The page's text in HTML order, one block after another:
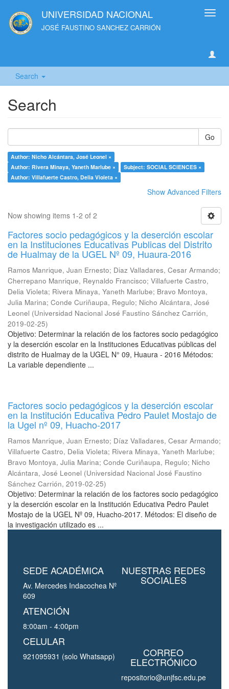
UNIVERSIDAD NACIONAL
JOSÉ FAUSTINO SANCHEZ CARRIÓN
Search
Search
Go
Author: Nicho Alcántara, José Leonel ×
Author: Rivera Minaya, Yaneth Marlube ×
Subject: SOCIAL SCIENCES ×
Author: Villafuerte Castro, Delia Violeta ×
Show Advanced Filters
Now showing items 1-2 of 2
Factores socio pedagógicos y la deserción escolar
en la Instituciones Educativas Publicas del Distrito
de Hualmay de la UGEL Nº 09, Huaura-2016
Ramos Manrique, Juan Ernesto; Diaz Valladares, Cesar Armando;
Cherrepano Manrique, Reynaldo Francisco; Villafuerte Castro,
Delia Violeta; Rivera Minaya, Yaneth Marlube; Bravo Montoya,
Julia Marina; Conde Curiñaupa, Regulo; Nicho Alcántara, José
Leonel (Universidad Nacional José Faustino Sánchez Carrión,
2019-02-25)
Objetivo: Determinar la relación de los factores socio pedagógico
y la deserción escolar en la Instituciones Educativas públicas del
distrito de Hualmay de la UGEL N° 09, Huaura - 2016 Métodos:
La variable dependiente ...
Factores socio pedagógicos y la deserción escolar
en la Institución Educativa Pedro Paulet Mostajo de
la Ugel nº 09, Huacho-2017
Ramos Manrique, Juan Ernesto; Díaz Valladares, Cesar Armando;
Villafuerte Castro, Delia Violeta; Rivera Minaya, Yaneth Marlube;
Bravo Montoya, Julia Marina; Conde Curiñaupa, Regulo; Nicho
Alcántara, José Leonel (Universidad Nacional José Faustino
Sánchez Carrión, 2019-02-25)
Objetivo: Determinar la relación de los factores socio pedagógico
y la deserción escolar en la Institución Educativa Pedro Paulet
Mostajo de la UGEL Nº 09, Huacho-2017. Métodos: El diseño de
la investigación utilizado es ...
SEDE ACADÉMICA
Av. Mercedes Indacochea Nº
609
ATENCIÓN
8:00am - 4:00pm
CELULAR
921095931 (solo Whatsapp)
NUESTRAS REDES
SOCIALES
CORREO
ELECTRÓNICO
repositorio@unjfsc.edu.pe